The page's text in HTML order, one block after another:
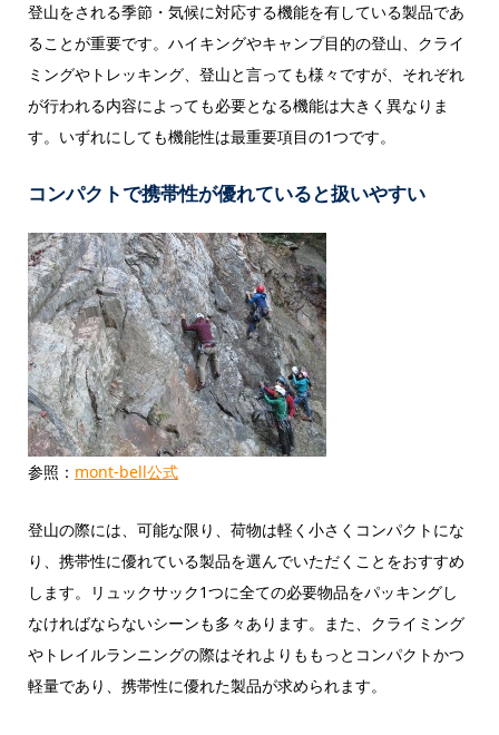
登山をされる季節・気候に対応する機能を有している製品であ
ることが重要です。ハイキングやキャンプ目的の登山、クライ
ミングやトレッキング、登山と言っても様々ですが、それぞれ
が行われる内容によっても必要となる機能は大きく異なりま
す。いずれにしても機能性は最重要項目の1つです。
コンパクトで携帯性が優れていると扱いやすい
参照： mont-bell公式
登山の際には、可能な限り、荷物は軽く小さくコンパクトにな
り、携帯性に優れている製品を選んでいただくことをおすすめ
します。リュックサック1つに全ての必要物品をパッキングし
なければならないシーンも多々あります。また、クライミング
やトレイルランニングの際はそれよりももっとコンパクトかつ
軽量であり、携帯性に優れた製品が求められます。